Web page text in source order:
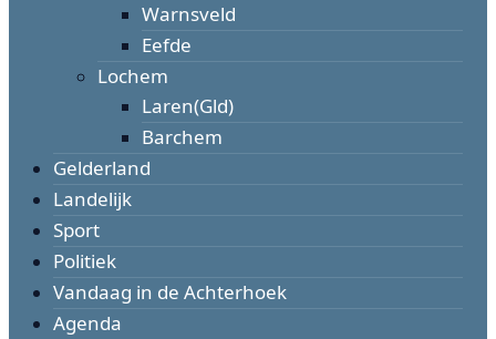
Warnsveld
Eefde
Lochem
Laren(Gld)
Barchem
Gelderland
Landelijk
Sport
Politiek
Vandaag in de Achterhoek
Agenda